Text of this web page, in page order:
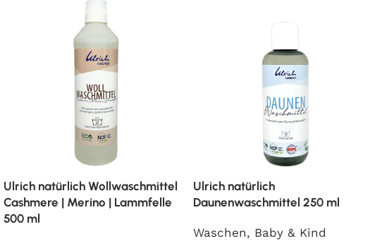
Ulrich natürlich Wollwaschmittel
Cashmere | Merino | Lammfelle
500 ml
Ulrich natürlich
Daunenwaschmittel 250 ml
Waschen, Baby & Kind